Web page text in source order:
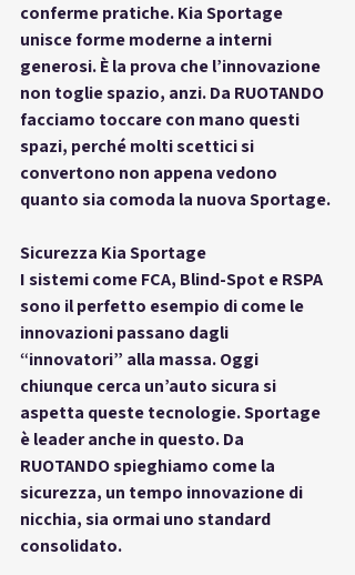
conferme pratiche. Kia Sportage
unisce forme moderne a interni
generosi. È la prova che l’innovazione
non toglie spazio, anzi. Da RUOTANDO
facciamo toccare con mano questi
spazi, perché molti scettici si
convertono non appena vedono
quanto sia comoda la nuova Sportage.
Sicurezza Kia Sportage
I sistemi come FCA, Blind-Spot e RSPA
sono il perfetto esempio di come le
innovazioni passano dagli
“innovatori” alla massa. Oggi
chiunque cerca un’auto sicura si
aspetta queste tecnologie. Sportage
è leader anche in questo. Da
RUOTANDO spieghiamo come la
sicurezza, un tempo innovazione di
nicchia, sia ormai uno standard
consolidato.